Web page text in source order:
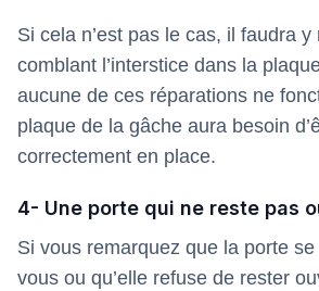
Si cela n’est pas le cas, il faudra y
comblant l’interstice dans la
aucune de ces réparations ne
plaque de la gâche aura besoin
correctement en place.
4- Une porte qui ne reste pas
Si vous remarquez que la porte
vous ou qu’elle refuse de rester